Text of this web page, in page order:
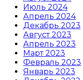
Июль 2024
Апрель 2024
Декабрь 2023
Август 2023
Апрель 2023
Март 2023
Февраль 2023
Январь 2023